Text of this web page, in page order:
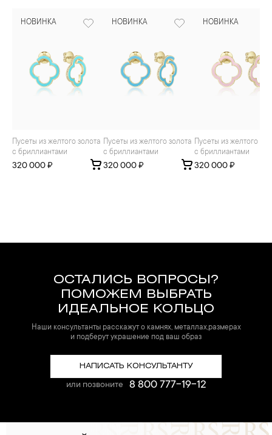
НОВИНКА
Пусеты из желтого золота
с бриллиантами
320 000 ₽
НОВИНКА
Пусеты из желтого золота
с бриллиантами
320 000 ₽
НОВИНКА
Пусеты из желтого золота
с бриллиантами
320 000 ₽
ОСТАЛИСЬ ВОПРОСЫ?
ПОМОЖЕМ ВЫБРАТЬ
ИДЕАЛЬНОЕ КОЛЬЦО
Наши консультанты расскажут о камнях, металлах,размерах
и подберут украшение под ваш образ
НАПИСАТЬ КОНСУЛЬТАНТУ
или позвоните 8 800 777-19-12